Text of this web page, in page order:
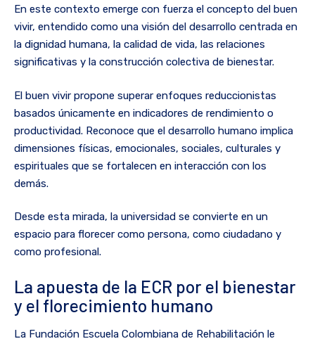
En este contexto emerge con fuerza el concepto del buen
vivir, entendido como una visión del desarrollo centrada en
la dignidad humana, la calidad de vida, las relaciones
significativas y la construcción colectiva de bienestar.
El buen vivir propone superar enfoques reduccionistas
basados únicamente en indicadores de rendimiento o
productividad. Reconoce que el desarrollo humano implica
dimensiones físicas, emocionales, sociales, culturales y
espirituales que se fortalecen en interacción con los
demás.
Desde esta mirada, la universidad se convierte en un
espacio para florecer como persona, como ciudadano y
como profesional.
La apuesta de la ECR por el bienestar
y el florecimiento humano
La Fundación Escuela Colombiana de Rehabilitación le